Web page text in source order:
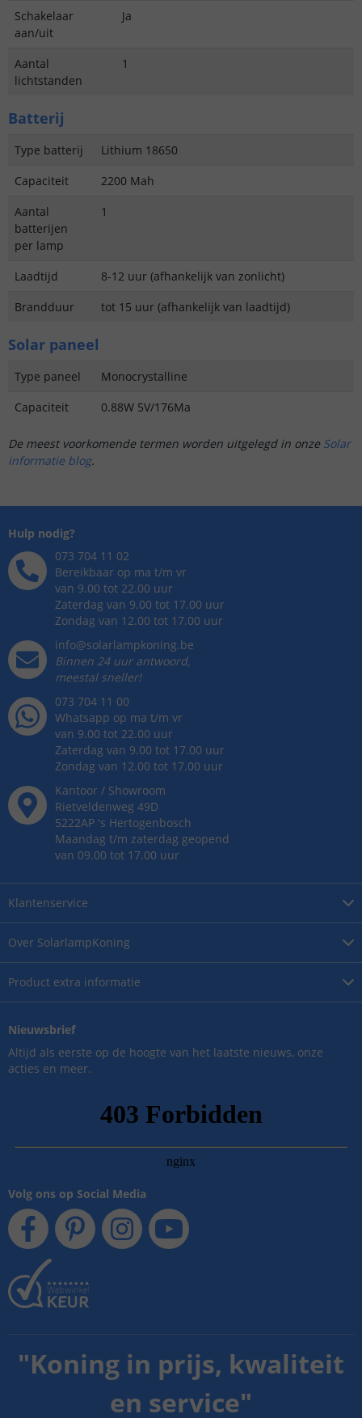
Schakelaar
aan/uit
Ja
Aantal
lichtstanden
1
Batterij
Type batterij
Lithium 18650
Capaciteit
2200 Mah
Aantal
batterijen
per lamp
1
Laadtijd
8-12 uur (afhankelijk van zonlicht)
Brandduur
tot 15 uur (afhankelijk van laadtijd)
Solar paneel
Type paneel
Monocrystalline
Capaciteit
0.88W 5V/176Ma
De meest voorkomende termen worden uitgelegd in onze Solar
informatie blog.
Over SolarlampKoning
Product extra informatie
Klantenservice
Hulp nodig?
073 704 11 02
Bereikbaar op ma t/m vr
van 9.00 tot 22.00 uur
Zaterdag van 9.00 tot 17.00 uur
Zondag van 12.00 tot 17.00 uur
info@solarlampkoning.be
Binnen 24 uur antwoord,
meestal sneller!
073 704 11 00
Whatsapp op ma t/m vr
van 9.00 tot 22.00 uur
Zaterdag van 9.00 tot 17.00 uur
Zondag van 12.00 tot 17.00 uur
Kantoor / Showroom
Rietveldenweg 49D
5222AP 's Hertogenbosch
Maandag t/m zaterdag geopend
van 09.00 tot 17.00 uur
Nieuwsbrief
Altijd als eerste op de hoogte van het laatste nieuws, onze
acties en meer.
Volg ons op Social Media
"Koning in prijs, kwaliteit
en service"